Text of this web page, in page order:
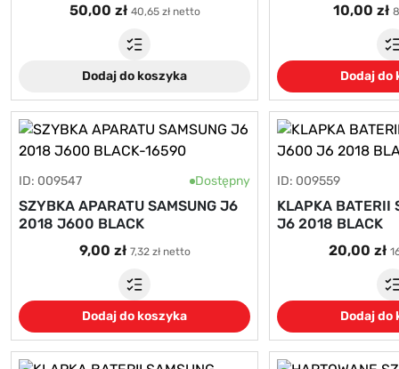
50,00 zł 40,65 zł netto
Dodaj do koszyka
10,00 zł
Dodaj do
ID: 009547 Dostępny
SZYBKA APARATU SAMSUNG J6
2018 J600 BLACK
9,00 zł 7,32 zł netto
Dodaj do koszyka
ID: 009559
KLAPKA BATERII
J6 2018 BLACK
20,00 zł
Dodaj do